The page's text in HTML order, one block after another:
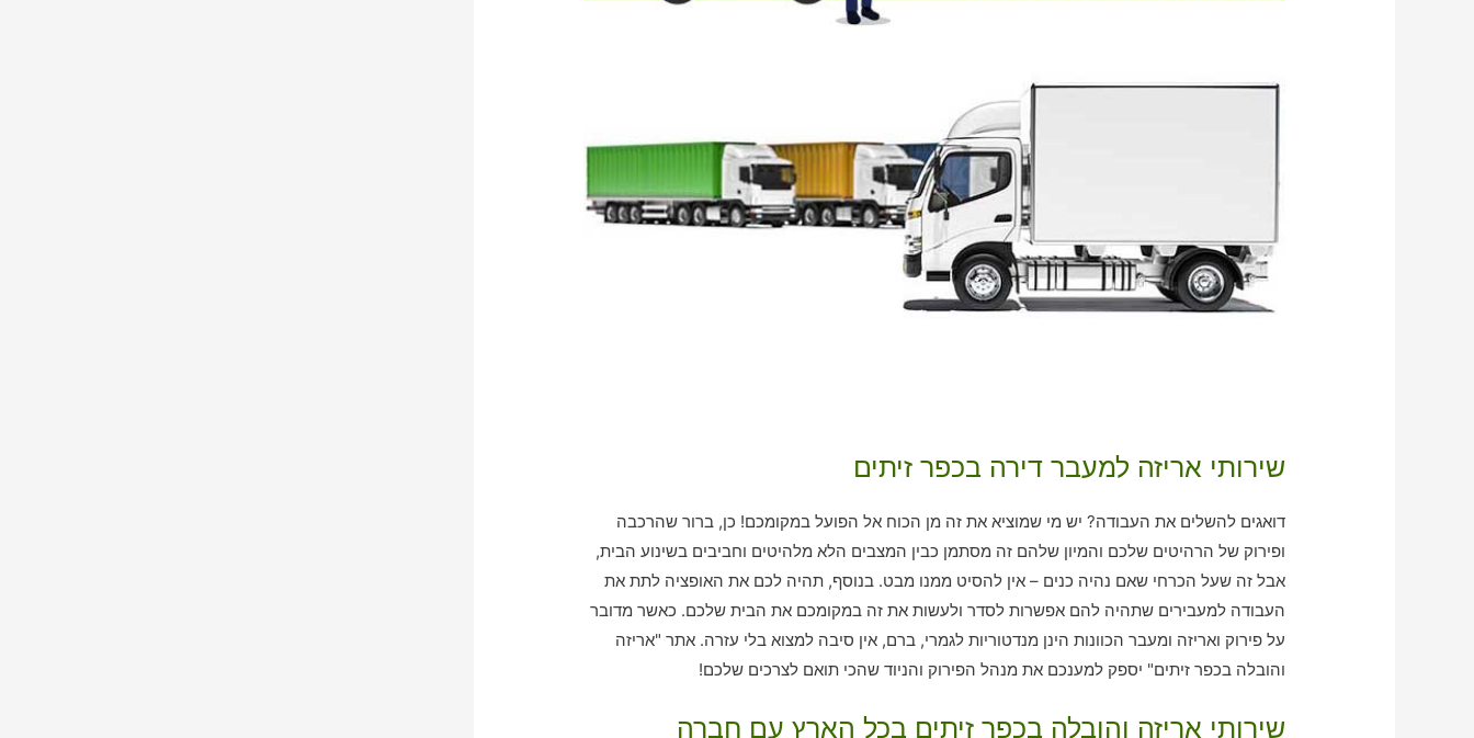
שירותי אריזה למעבר דירה בכפר זיתים
דואגים להשלים את העבודה? יש מי שמוציא את זה מן הכוח אל הפועל במקומכם! כן, ברור שהרכבה
ופירוק של הרהיטים שלכם והמיון שלהם זה מסתמן כבין המצבים הלא מלהיטים וחביבים בשינוע הבית,
אבל זה שעל הכרחי שאם נהיה כנים – אין להסיט ממנו מבט. בנוסף, תהיה לכם את האופציה לתת את
העבודה למעבירים שתהיה להם אפשרות לסדר ולעשות את זה במקומכם את הבית שלכם. כאשר מדובר
על פירוק ואריזה ומעבר הכוונות הינן מנדטוריות לגמרי, ברם, אין סיבה למצוא בלי עזרה. אתר "אריזה
והובלה בכפר זיתים" יספק למענכם את מנהל הפירוק והניוד שהכי תואם לצרכים שלכם!
שירותי אריזה והובלה בכפר זיתים בכל הארץ עם חברה